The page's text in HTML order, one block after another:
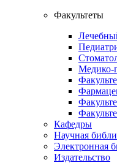
Факультеты
Медико-
Кафедры
Научная
Электронная
Издательство